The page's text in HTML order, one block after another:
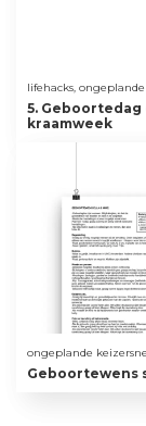
lifehacks,
5. Geboortedag
kraamweek
ongeplande
Geboortewens